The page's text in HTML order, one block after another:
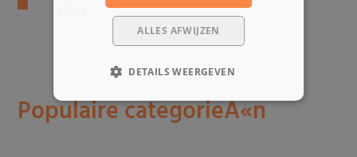
Populaire categorieÃ«n
ALLES AFWIJZEN
DETAILS WEERGEVEN